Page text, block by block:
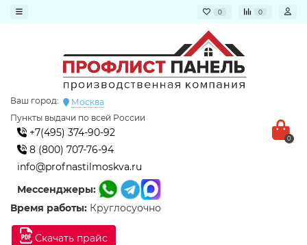
0 0
Скачать прайс
Ваш город:
Москва
Пункты выдачи по всей России
+7(495) 374-90-92
8 (800) 707-76-94
info@profnastilmoskva.ru
Мессенджеры:
Время работы: Круглосуочно
0